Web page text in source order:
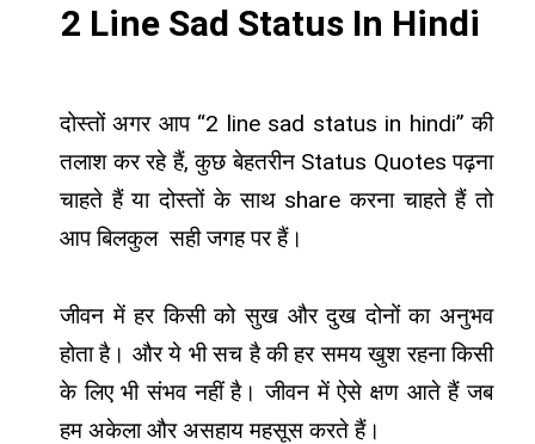
2 Line Sad Status In Hindi
दोस्तों अगर आप “2 line sad status in hindi” की
तलाश कर रहे हैं, कुछ बेहतरीन Status Quotes पढ़ना
चाहते हैं या दोस्तों के साथ share करना चाहते हैं तो
आप बिलकुल सही जगह पर हैं।
जीवन में हर किसी को सुख और दुख दोनों का अनुभव
होता है। और ये भी सच है की हर समय खुश रहना किसी
के लिए भी संभव नहीं है। जीवन में ऐसे क्षण आते हैं जब
हम अकेला और असहाय महसूस करते हैं।